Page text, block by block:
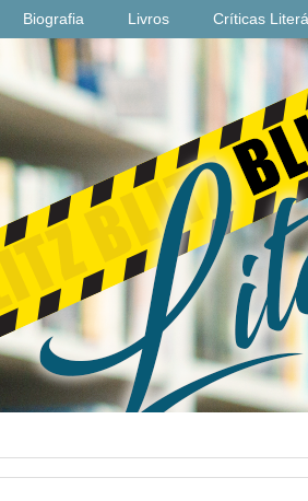
Biografia Livros Críticas